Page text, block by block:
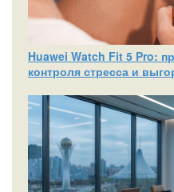
Huawei Watch Fit 5 Pro:
контроля стресса и